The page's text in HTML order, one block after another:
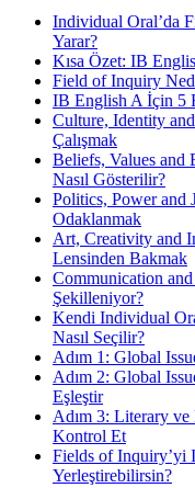
Individual Oral’da
Yarar?
Kısa Özet: IB
Field of Inquiry
IB English A İçin 5
Culture, Identity
Çalışmak
Beliefs, Values and
Nasıl Gösterilir?
Politics, Power and
Odaklanmak
Art, Creativity and
Lensinden Bakmak
Communication
Şekilleniyor?
Kendi Individual
Nasıl Seçilir?
Adım 1: Global
Adım 2: Global
Eşleştir
Adım 3: Literary
Kontrol Et
Fields of Inquiry’yi
Yerleştirebilirsin?